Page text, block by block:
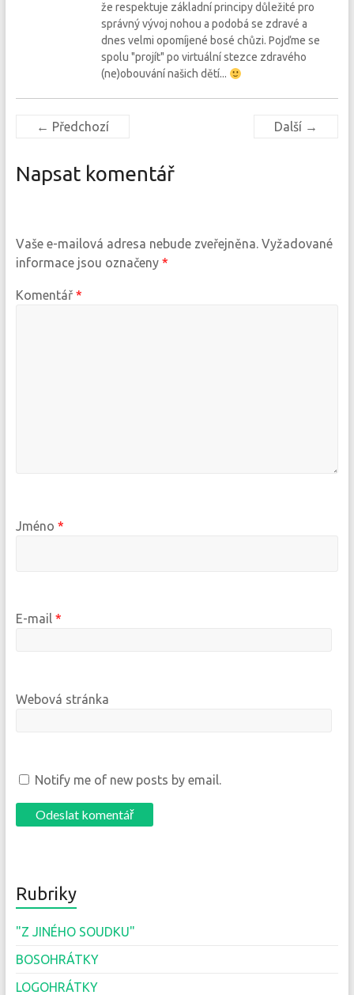
že respektuje základní principy důležité pro
správný vývoj nohou a podobá se zdravé a
dnes velmi opomíjené bosé chůzi. Pojďme se
spolu "projít" po virtuální stezce zdravého
(ne)obouvání našich dětí...
← Předchozí Další →
Napsat komentář
Vaše e-mailová adresa nebude zveřejněna. Vyžadované
informace jsou označeny *
Komentář *
Jméno *
E-mail *
Webová stránka
Notify me of new posts by email.
Rubriky
"Z JINÉHO SOUDKU"
BOSOHRÁTKY
LOGOHRÁTKY